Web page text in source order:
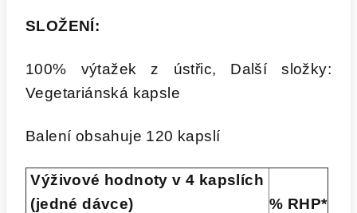
SLOŽENÍ:
100% výtažek z ústřic, Další složky:
Vegetariánská kapsle
Balení obsahuje 120 kapslí
Výživové hodnoty v 4 kapslích
(jedné dávce)
% RHP*